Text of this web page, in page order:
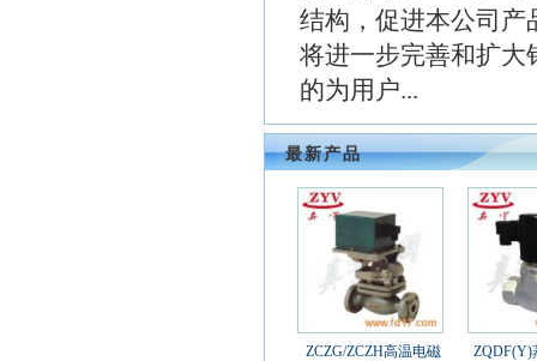
结构，促进本公司
将进一步完善和扩大
的为用户...
最新产品
ZCZG/ZCZH高温电磁
ZQDF(Y)